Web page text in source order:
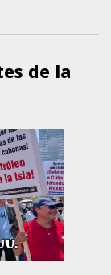
de la